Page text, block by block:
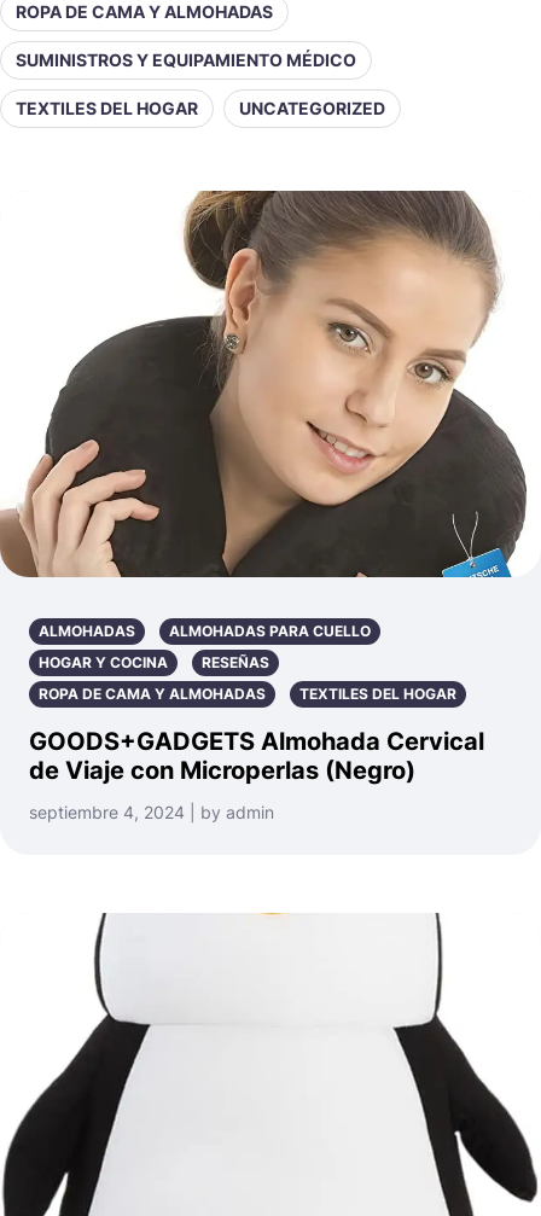
ROPA DE CAMA Y ALMOHADAS
SUMINISTROS Y EQUIPAMIENTO MÉDICO
TEXTILES DEL HOGAR UNCATEGORIZED
ALMOHADAS
ALMOHADAS PARA CUELLO
HOGAR Y COCINA
RESEÑAS
ROPA DE CAMA Y ALMOHADAS
TEXTILES DEL HOGAR
GOODS+GADGETS Almohada Cervical
de Viaje con Microperlas (Negro)
septiembre 4, 2024 | by admin